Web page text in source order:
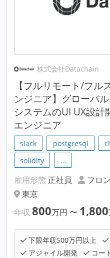
株式会社Datachain
【フルリモート/フル
ンジニア】グローバ
システムのUI UX設計
エンジニア
slack postgresql
solidity
…
雇用形態 正社員
フロ
東京
年収 800万円 〜 1,800
下限年収500万円以上
アジャイル開発
コー